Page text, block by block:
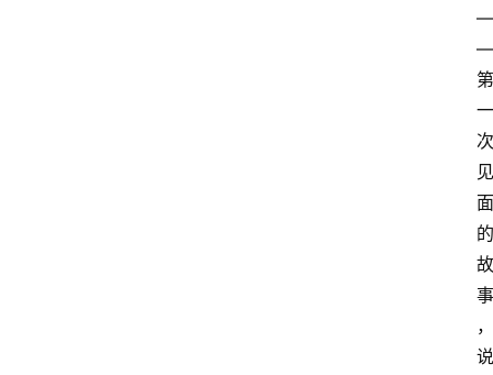
—
—
第
一
次
见
面
的
故
事
，
说